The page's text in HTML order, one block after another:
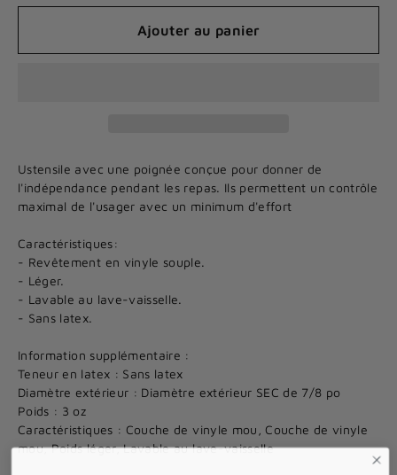
Ajouter au panier
Ustensile avec une poignée conçue pour donner de
l'indépendance pendant les repas. Ils permettent un contrôle
maximal de l'usager avec un minimum d'effort
Caractéristiques:
- Revêtement en vinyle souple.
- Léger.
- Lavable au lave-vaisselle.
- Sans latex.
Information supplémentaire :
Teneur en latex : Sans latex
Diamètre extérieur : Diamètre extérieur SEC de 7/8 po
Poids : 3 oz
Caractéristiques : Couche de vinyle mou, Couche de vinyle
mou, Poids léger, Lavable au lave-vaisselle